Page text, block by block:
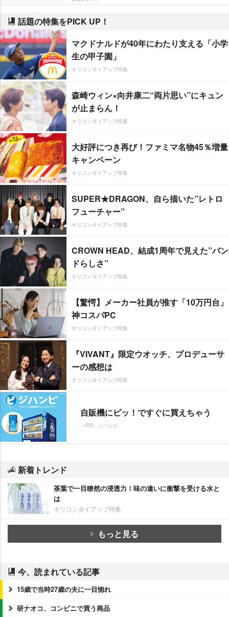
話題の特集をPICK UP！
マクドナルドが40年にわたり支える「小学
生の甲子園」
オリコンタイアップ特集
森崎ウィン×向井康二“両片思い”にキュン
が止まらん！
オリコンタイアップ特集
大好評につき再び！ファミマ名物45％増量
キャンペーン
オリコンタイアップ特集
SUPER★DRAGON、自ら描いた”レトロ
フューチャー”
オリコンタイアップ特集
CROWN HEAD、結成1周年で見えた”バン
ドらしさ”
オリコンタイアップ特集
【驚愕】メーカー社員が推す「10万円台」
神コスパPC
オリコンタイアップ特集
『VIVANT』限定ウオッチ、プロデューサ
ーの感想は
オリコンタイアップ特集
自販機にピッ！ですぐに買えちゃう
（PR）ジハンピ
新着トレンド
茶葉で一目瞭然の浸透力！味の違いに衝撃を受ける水と
は
オリコンタイアップ特集
もっと見る
今、読まれている記事
15歳で当時27歳の夫に一目惚れ
研ナオコ、コンビニで買う商品